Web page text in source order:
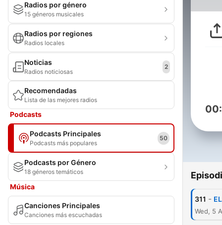
Radios por género
15 géneros musicales
Radios por regiones
Radios locales
Noticias
Radios noticiosas
2
Recomendadas
Lista de las mejores radios
Podcasts
Podcasts Principales
Podcasts más populares
50
Podcasts por Género
18 géneros temáticos
Música
Canciones Principales
Canciones más escuchadas
311 -
Wed, 5